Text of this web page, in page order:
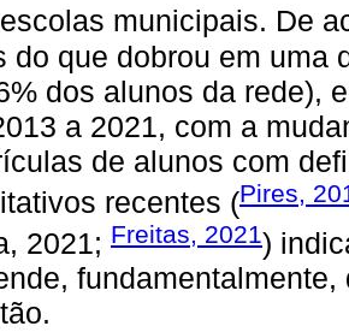
municipais. De
do que dobrou em uma
dos alunos da rede),
a 2021, com a
de alunos com
recentes (Pires,
2021; Freitas, 2021)